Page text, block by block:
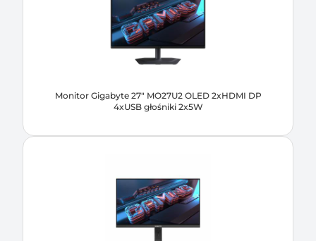
Monitor Gigabyte 27" MO27U2 OLED 2xHDMI DP
4xUSB głośniki 2x5W